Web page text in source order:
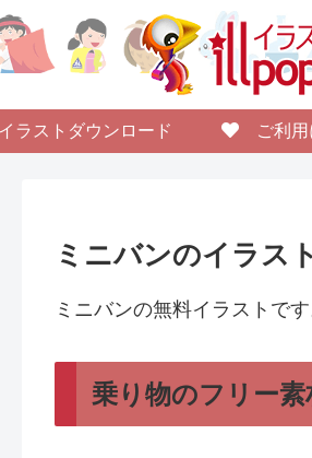
ラストダウンロード ご利用
ミニバンのイラス
ミニバンの無料イラストです
乗り物のフリー